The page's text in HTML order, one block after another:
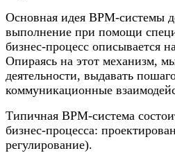
Основная идея BPM-системы
выполнение при помощи
бизнес-процесс описывается
Опираясь на этот механизм,
деятельности, выдавать
коммуникационные
Типичная BPM-система
бизнес-процесса:
регулирование).